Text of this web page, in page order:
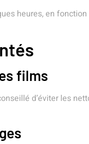
heures, en
films
d’éviter les